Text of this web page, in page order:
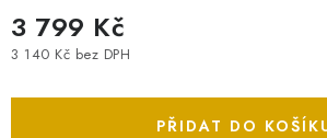
3 799 Kč
3 140 Kč bez DPH
PŘIDAT DO